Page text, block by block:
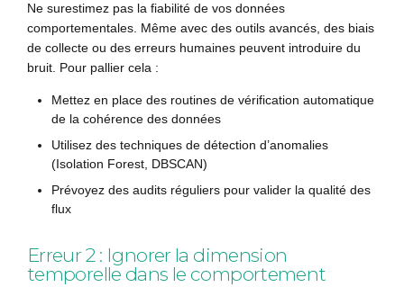
Ne surestimez pas la fiabilité de vos données
comportementales. Même avec des outils avancés, des biais
de collecte ou des erreurs humaines peuvent introduire du
bruit. Pour pallier cela :
Mettez en place des routines de vérification automatique
de la cohérence des données
Utilisez des techniques de détection d’anomalies
(Isolation Forest, DBSCAN)
Prévoyez des audits réguliers pour valider la qualité des
flux
Erreur 2 : Ignorer la dimension
temporelle dans le comportement